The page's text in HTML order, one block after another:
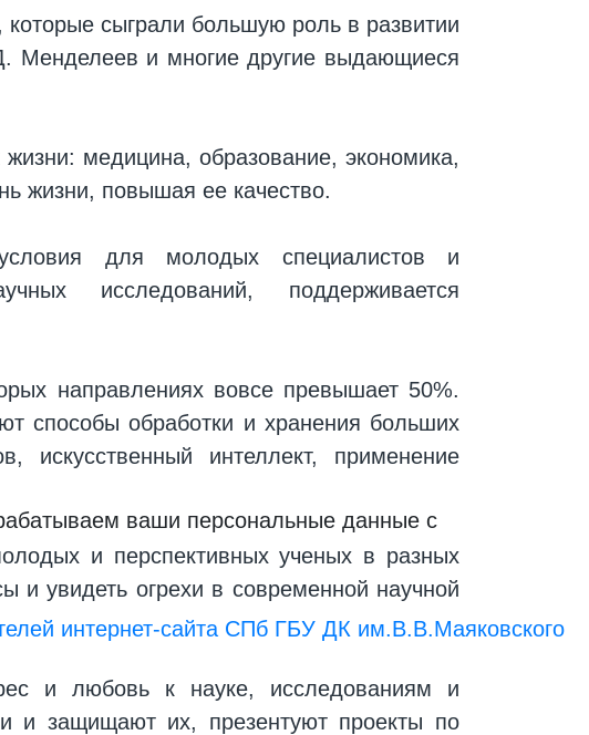
сыграли большую роль в развитии
Менделеев и многие другие выдающиеся
медицина, образование, экономика,
жизни, повышая ее качество.
для молодых специалистов и
исследований, поддерживается
направлениях вовсе превышает 50%.
способы обработки и хранения больших
интеллект, применение
и перспективных ученых в разных
и увидеть огрехи в современной научной
и любовь к науке, исследованиям и
и защищают их, презентуют проекты по
ваши персональные данные с
интернет-сайта СПб ГБУ ДК им.В.В.Маяковского